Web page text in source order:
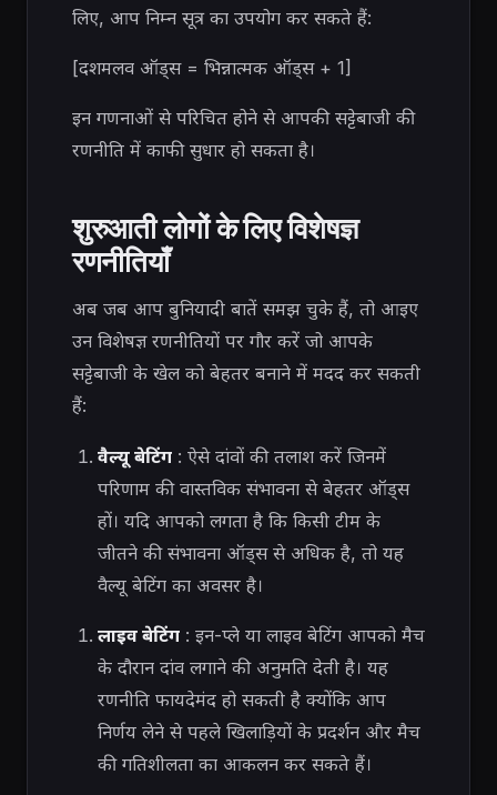
लिए, आप निम्न सूत्र का उपयोग कर सकते हैं:
[दशमलव ऑड्स = भिन्नात्मक ऑड्स + 1]
इन गणनाओं से परिचित होने से आपकी सट्टेबाजी की
रणनीति में काफी सुधार हो सकता है।
शुरुआती लोगों के लिए विशेषज्ञ
रणनीतियाँ
अब जब आप बुनियादी बातें समझ चुके हैं, तो आइए
उन विशेषज्ञ रणनीतियों पर गौर करें जो आपके
सट्टेबाजी के खेल को बेहतर बनाने में मदद कर सकती
हैं:
वैल्यू बेटिंग: ऐसे दांवों की तलाश करें जिनमें
परिणाम की वास्तविक संभावना से बेहतर ऑड्स
हों। यदि आपको लगता है कि किसी टीम के
जीतने की संभावना ऑड्स से अधिक है, तो यह
वैल्यू बेटिंग का अवसर है।
लाइव बेटिंग: इन-प्ले या लाइव बेटिंग आपको मैच
के दौरान दांव लगाने की अनुमति देती है। यह
रणनीति फायदेमंद हो सकती है क्योंकि आप
निर्णय लेने से पहले खिलाड़ियों के प्रदर्शन और मैच
की गतिशीलता का आकलन कर सकते हैं।